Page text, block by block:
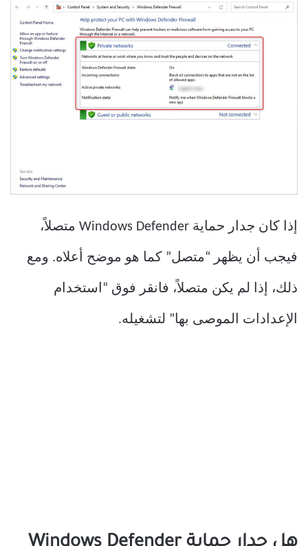
إذا كان جدار حماية Windows Defender متصلاً،
فيجب أن يظهر “متصل” كما هو موضح أعلاه. ومع
ذلك، إذا لم يكن متصلاً، فانقر فوق “استخدام
الإعدادات الموصى بها” لتشغيله.